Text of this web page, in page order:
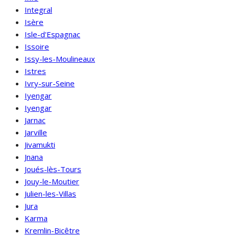
Integral
Isère
Isle-d'Espagnac
Issoire
Issy-les-Moulineaux
Istres
Ivry-sur-Seine
Iyengar
Iyengar
Jarnac
Jarville
Jivamukti
Jnana
Joués-lès-Tours
Jouy-le-Moutier
Julien-les-Villas
Jura
Karma
Kremlin-Bicêtre